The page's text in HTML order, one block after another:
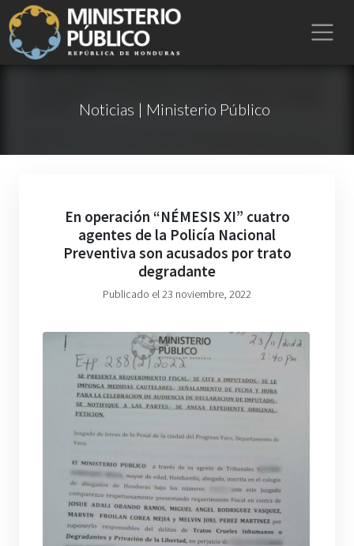
Noticias | Ministerio Público
En operación “NÉMESIS XI” cuatro
agentes de la Policía Nacional
Preventiva son acusados por trato
degradante
Publicado el 23 noviembre, 2022